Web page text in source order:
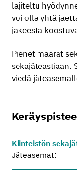
lajiteltu
voi olla yhtä
jakeesta
Pienet määrät
sekajäteastiaan.
viedä
Kiinteistön
Jäteasemat: